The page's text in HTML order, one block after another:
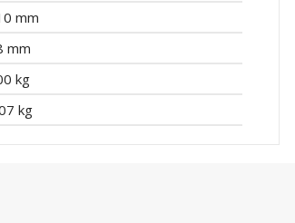
mm
mm
kg
kg